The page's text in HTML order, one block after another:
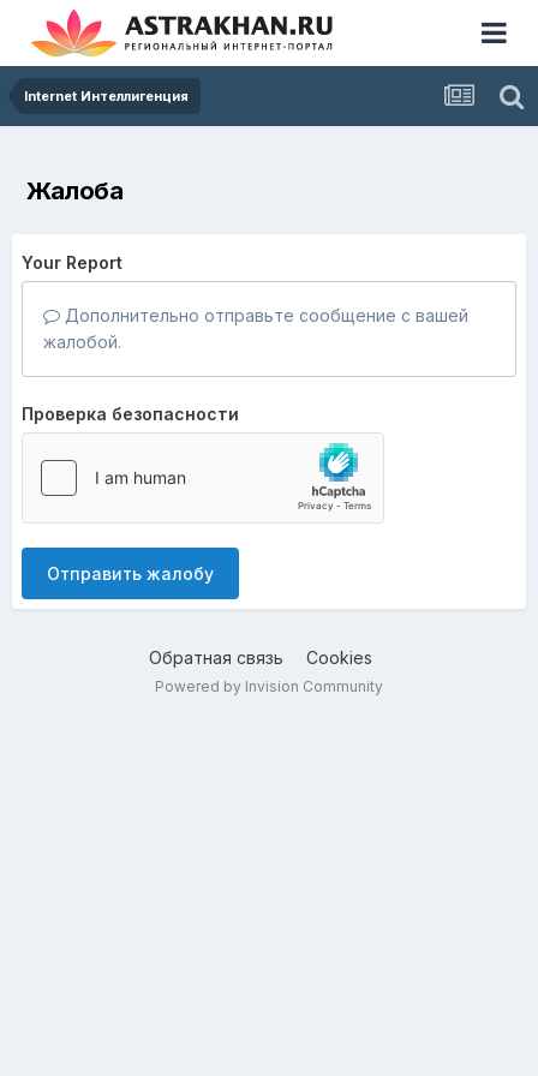
Internet Интеллигенция
Жалоба
Your Report
Дополнительно отправьте сообщение с вашей
жалобой.
Проверка безопасности
Отправить жалобу
Обратная связь Cookies
Powered by Invision Community